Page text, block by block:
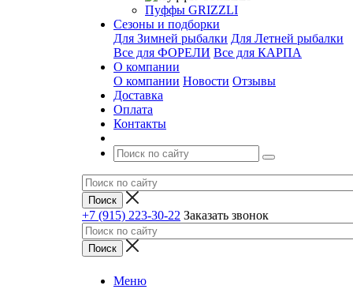
Пуффы GRIZZLI
Сезоны и подборки
Для Зимней рыбалки Для Летней рыбалки
Все для ФОРЕЛИ Все для КАРПА
О компании
О компании Новости Отзывы
Доставка
Оплата
Контакты
+7 (915) 223-30-22 Заказать звонок
Меню